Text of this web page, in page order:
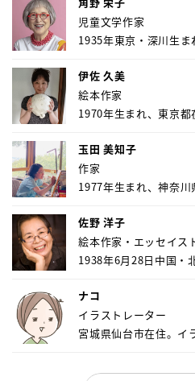
児童文学作家
1935年東京・深川生
伊佐 久美
絵本作家
1970年生まれ、東京
玉田 美知子
作家
1977年生まれ、神奈
佐野 洋子
絵本作家・エッセイス
1938年6月28日中国・
ナコ
イラストレーター
宮城県仙台市在住。イ